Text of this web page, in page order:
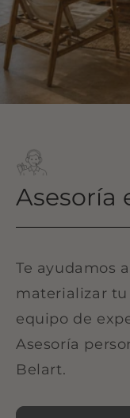
Asesoría
Te ayudamos
materializar
equipo de
Asesoría
Belart.